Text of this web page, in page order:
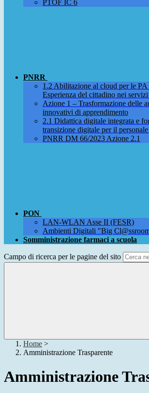
PTOF IC 6
PNRR
1.2 Abilitazione al cloud per le PA
Esperienza del cittadino nei
Azione 1 – Trasformazione delle
innovativi di apprendimento
2.1 Didattica digitale integrata e
transizione digitale per il
PNRR DM 66/2023 Azione 2.1
PON
LAN-WLAN Asse II (FESR)
Ambienti Digitali "Big
Somministrazione farmaci a scuola
Campo di ricerca per le pagine del sito
Home >
Amministrazione Trasparente
Amministrazione